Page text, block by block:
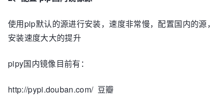
使用pip默认的源进行安装，速度非常慢，配置国内的源，
安装速度大大的提升
pipy国内镜像目前有：
http://pypi.douban.com/ 豆瓣